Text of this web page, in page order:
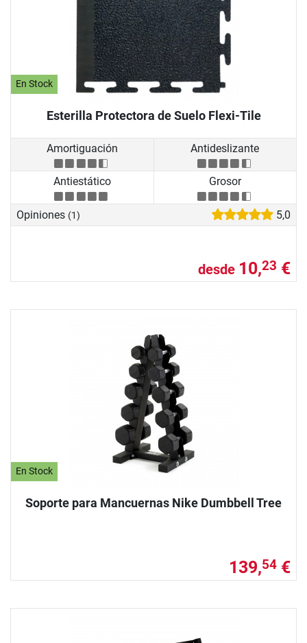
En Stock
Esterilla Protectora de Suelo Flexi-Tile
Amortiguación Antideslizante
Antiestático Grosor
Opiniones (1) 5,0
desde 10,23 €
En Stock
Soporte para Mancuernas Nike Dumbbell Tree
139,54 €